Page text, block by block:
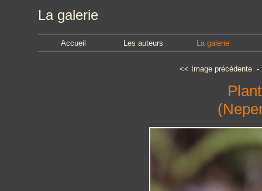
La galerie
Accueil Les auteurs La galerie
<< Image précédente